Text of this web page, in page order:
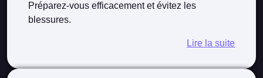
Préparez-vous efficacement et évitez les
blessures.
Lire la suite